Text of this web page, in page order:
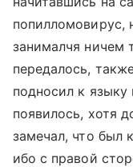
попилломовирус,
занималчя ничем
передалось,
подносил к языку
появилось, хотя
замечал, что был
ибо с правой